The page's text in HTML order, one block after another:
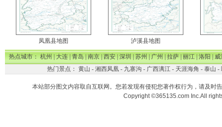
凤凰县地图 泸溪县地图
热点城市：杭州|大连|青岛|南京|西安|深圳|苏州|广州|拉萨|丽江|洛阳|威
热门景点： 黄山 - 湘西凤凰- 九寨沟 - 广西漓江- 天涯海角 - 泰山 -
本站部分图文内容取自互联网。您若发现有侵犯您著作权行为，请及时
Copyright ©365135.com Inc.All